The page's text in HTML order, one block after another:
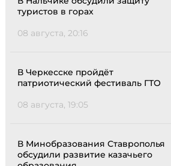
туристов в горах
08 августа, 20:16
В Черкесске пройдёт
патриотический фестиваль ГТО
08 августа, 19:05
В Минобразования Ставрополья
обсудили развитие казачьего